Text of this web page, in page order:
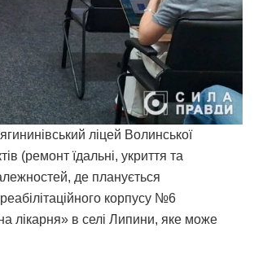
ліцей Волинської
(ремонт їдальні, укриття та
де планується
корпусу №6
лікарня» в селі Липини, яке може